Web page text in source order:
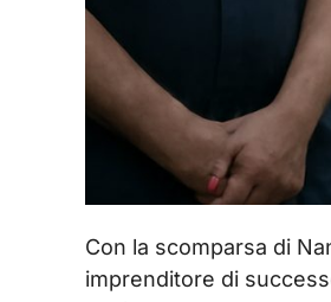
Con la scomparsa di
imprenditore di